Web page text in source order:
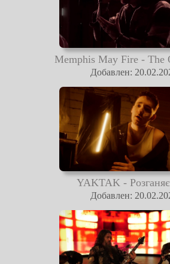
Memphis May Fire - The
Добавлен:
YAKTAK -
Добавлен: